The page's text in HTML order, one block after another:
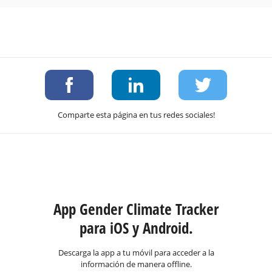
Comparte esta página en tus redes sociales!
App Gender Climate Tracker
para iOS y Android.
Descarga la app a tu móvil para acceder a la
información de manera offline.